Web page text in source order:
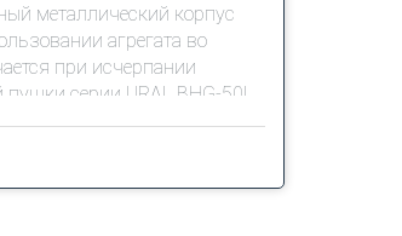
металлический корпус
агрегата во
при исчерпании
серии URAL BHG-50L